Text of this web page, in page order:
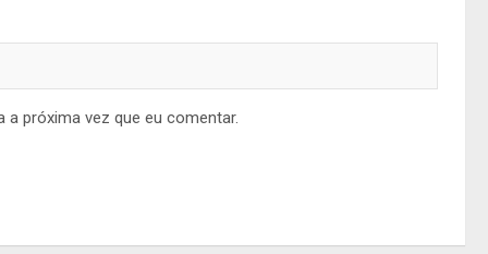
a próxima vez que eu comentar.